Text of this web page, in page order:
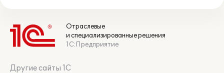
Отраслевые
и специализированные решения
1С:Предприятие
Другие сайты 1С